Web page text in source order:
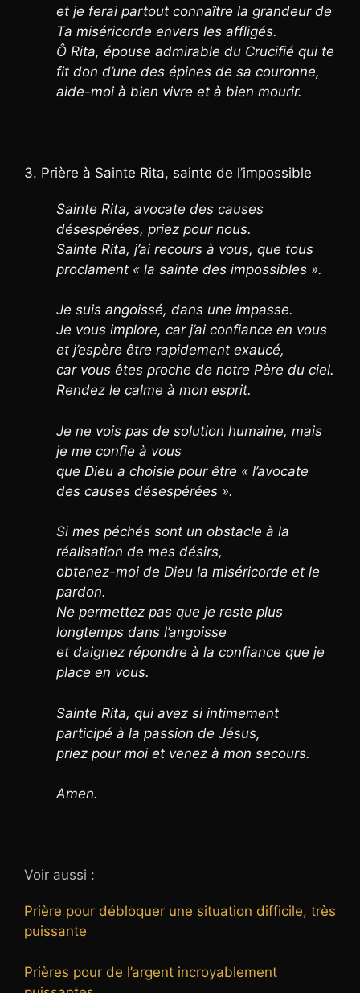
et je ferai partout connaître la grandeur de
Ta miséricorde envers les affligés.
Ô Rita, épouse admirable du Crucifié qui te
fit don d’une des épines de sa couronne,
aide-moi à bien vivre et à bien mourir.
3. Prière à Sainte Rita, sainte de l’impossible
Sainte Rita, avocate des causes
désespérées, priez pour nous.
Sainte Rita, j’ai recours à vous, que tous
proclament « la sainte des impossibles ».
Je suis angoissé, dans une impasse.
Je vous implore, car j’ai confiance en vous
et j’espère être rapidement exaucé,
car vous êtes proche de notre Père du ciel.
Rendez le calme à mon esprit.
Je ne vois pas de solution humaine, mais
je me confie à vous
que Dieu a choisie pour être « l’avocate
des causes désespérées ».
Si mes péchés sont un obstacle à la
réalisation de mes désirs,
obtenez-moi de Dieu la miséricorde et le
pardon.
Ne permettez pas que je reste plus
longtemps dans l’angoisse
et daignez répondre à la confiance que je
place en vous.
Sainte Rita, qui avez si intimement
participé à la passion de Jésus,
priez pour moi et venez à mon secours.
Amen.
Voir aussi :
Prière pour débloquer une situation difficile, très
puissante
Prières pour de l’argent incroyablement